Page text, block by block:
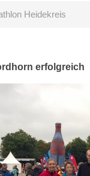
Heidekreis
erfolgreich